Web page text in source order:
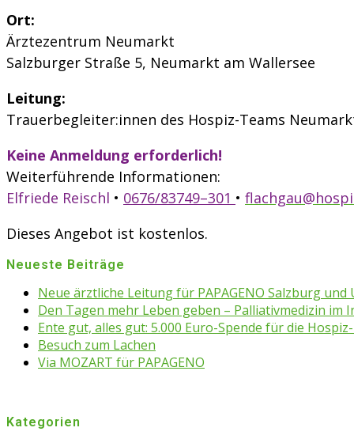
Ort:
Ärztezentrum Neumarkt
Salzburger Straße 5, Neumarkt am Wallersee
Leitung:
Trauerbegleiter:innen des Hospiz-Teams
Keine Anmeldung erforderlich!
Weiterführende Informationen:
Elfriede Reischl • 0676/83749–301 •
Dieses Angebot ist kostenlos.
Neueste Beiträge
Neue ärztliche Leitung für PAPAGENO Salzburg und
Den Tagen mehr Leben geben – Palliativmedizin im
Ente gut, alles gut: 5.000 Euro-Spende für die
Besuch zum Lachen
Via MOZART für PAPAGENO
Kategorien